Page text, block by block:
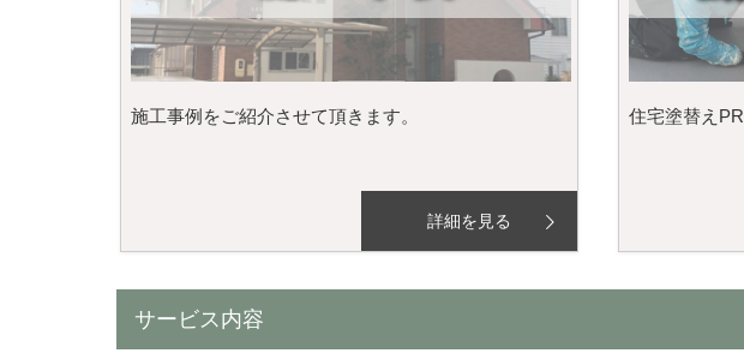
施工事例をご紹介させて頂きます。
詳細を見る
住宅塗替え
サービス内容